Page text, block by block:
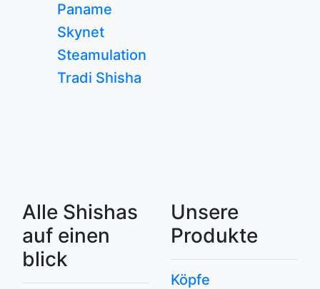
Paname
Skynet
Steamulation
Tradi Shisha
Alle Shishas
auf einen
blick
Unsere
Produkte
Köpfe